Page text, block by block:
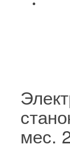
мес.